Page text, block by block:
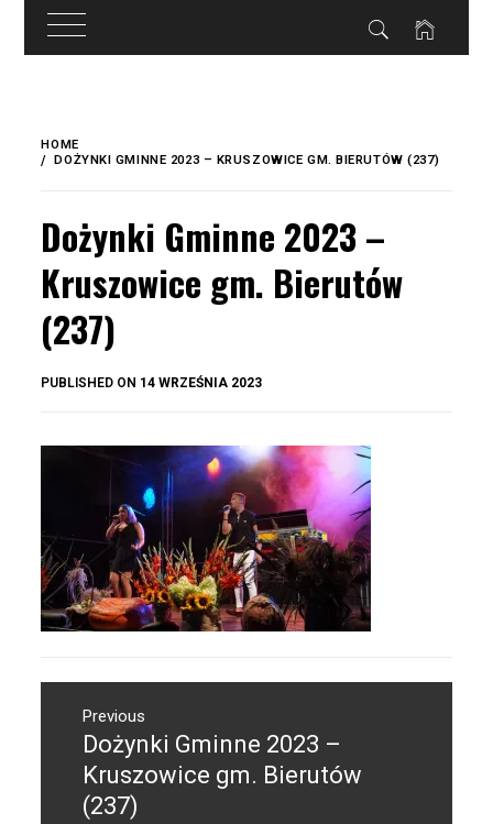
treści
content
HOME
DOŻYNKI GMINNE 2023 – KRUSZOWICE GM. BIERUTÓW (237)
Dożynki Gminne 2023 –
Kruszowice gm. Bierutów
(237)
PUBLISHED ON 14 WRZEŚNIA 2023
wpisuPrevious
Previous
post:
Dożynki Gminne 2023 –
Kruszowice gm. Bierutów
(237)